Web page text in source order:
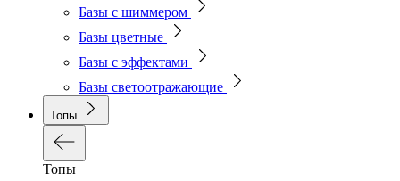
Базы с шиммером
Базы цветные
Базы с эффектами
Базы светоотражающие
Топы
Топы